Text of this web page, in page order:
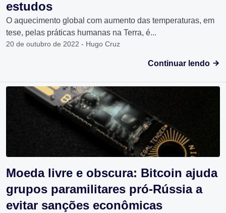
estudos
O aquecimento global com aumento das temperaturas, em
tese, pelas práticas humanas na Terra, é...
20 de outubro de 2022 - Hugo Cruz
Continuar lendo
Moeda livre e obscura: Bitcoin ajuda
grupos paramilitares pró-Rússia a
evitar sanções econômicas